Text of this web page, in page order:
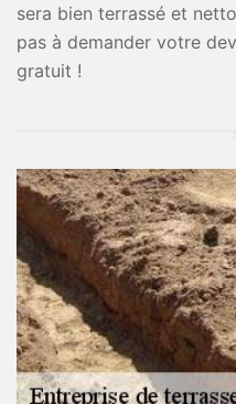
sera bien terrassé et
pas à demander votre
gratuit !